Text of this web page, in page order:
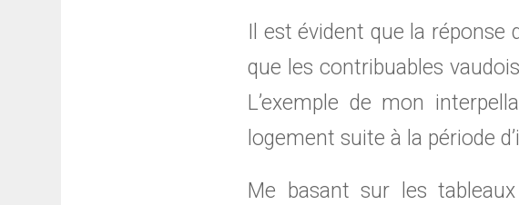
Il est évident que la réponse
que les contribuables
L’exemple de mon
logement suite à la période
Me basant sur les